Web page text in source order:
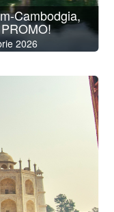
Cambodgia,
2026